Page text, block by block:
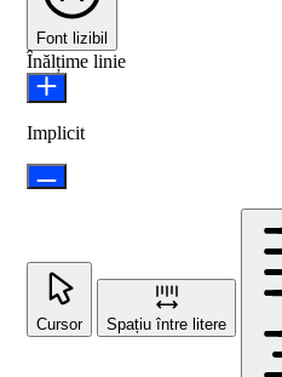
Font lizibil
Înălțime linie
Implicit
Cursor Spațiu între litere